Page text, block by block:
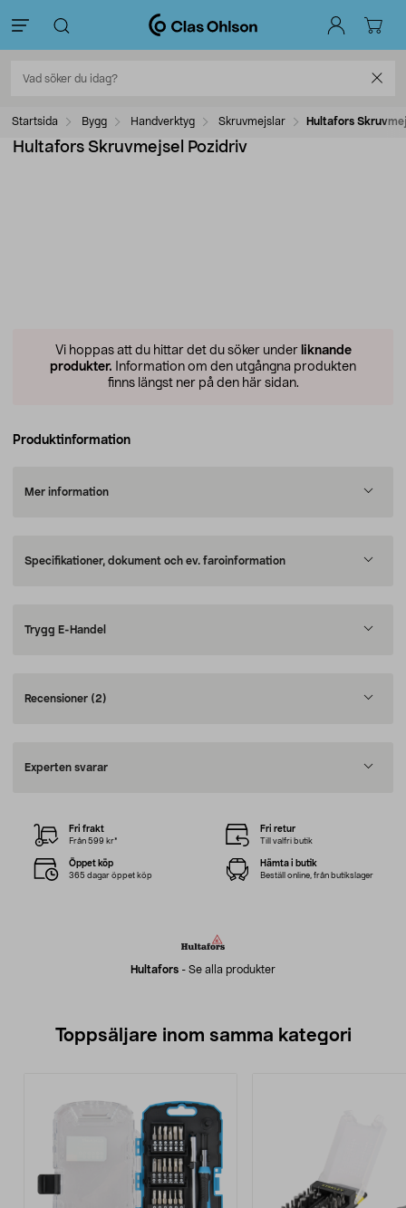
Startsida Bygg Handverktyg Skruvmejslar Hultafors
Hultafors Skruvmejsel Pozidriv
Vi hoppas att du hittar det du söker under liknande
produkter. Information om den utgångna produkten
finns längst ner på den här sidan.
Produktinformation
Mer information
Specifikationer, dokument och ev. faroinformation
Trygg E-Handel
Recensioner (2)
Experten svarar
Hultafors - Se alla produkter
Fri frakt
Från 599 kr*
Fri retur
Till valfri butik
Öppet köp
365 dagar öppet köp
Hämta i butik
Beställ online, från butikslager
Toppsäljare inom samma kategori